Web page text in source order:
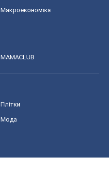
Макроекономіка
MAMACLUB
Плітки
Мода